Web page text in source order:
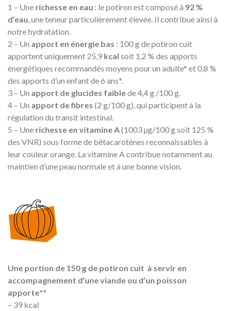
1 – Une richesse en eau : le potiron est composé à 92 %
d’eau , une teneur particulièrement élevée. Il contribue ainsi à
notre hydratation.
2 – Un apport en énergie bas : 100 g de potiron cuit
apportent uniquement 25,9 kcal soit 1,2 % des apports
énergétiques recommandés moyens pour un adulte* et 0,8 %
des apports d’un enfant de 6 ans*.
3 – Un apport de glucides faiblede 4,4 g /100 g.
4 – Un apport de fibres (2 g/100 g), qui participent à la
régulation du transit intestinal.
5 – Une richesse en vitamine A(1003 µg/100 g soit 125 %
des VNR) sous forme de bêtacarotènes reconnaissables à
leur couleur orange. La vitamine A contribue notamment au
maintien d’une peau normale et à une bonne vision.
Une portion de 150 g de potiron cuit à servir en
accompagnement d’une viande ou d’un poisson
apporte**
– 39 kcal